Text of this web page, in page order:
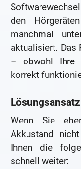
den
manchmal
aktualisiert. Das
– obwohl Ihre
korrekt
Wenn Sie
Akkustand
Ihnen die
schnell weiter: